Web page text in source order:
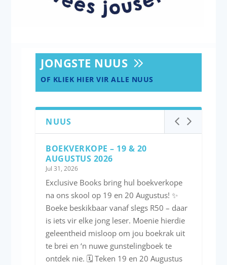
JONGSTE NUUS
OF KLIEK HIER VIR ALLE NUUS
NUUS
BOEKVERKOPE – 19 & 20
AUGUSTUS 2026
Jul 31, 2026
Exclusive Books bring hul boekverkope
na ons skool op 19 en 20 Augustus! ✨
Boeke beskikbaar vanaf slegs R50 – daar
is iets vir elke jong leser. Moenie hierdie
geleentheid misloop om jou boekrak uit
te brei en ‘n nuwe gunstelingboek te
ontdek nie. 🗓️ Teken 19 en 20 Augustus